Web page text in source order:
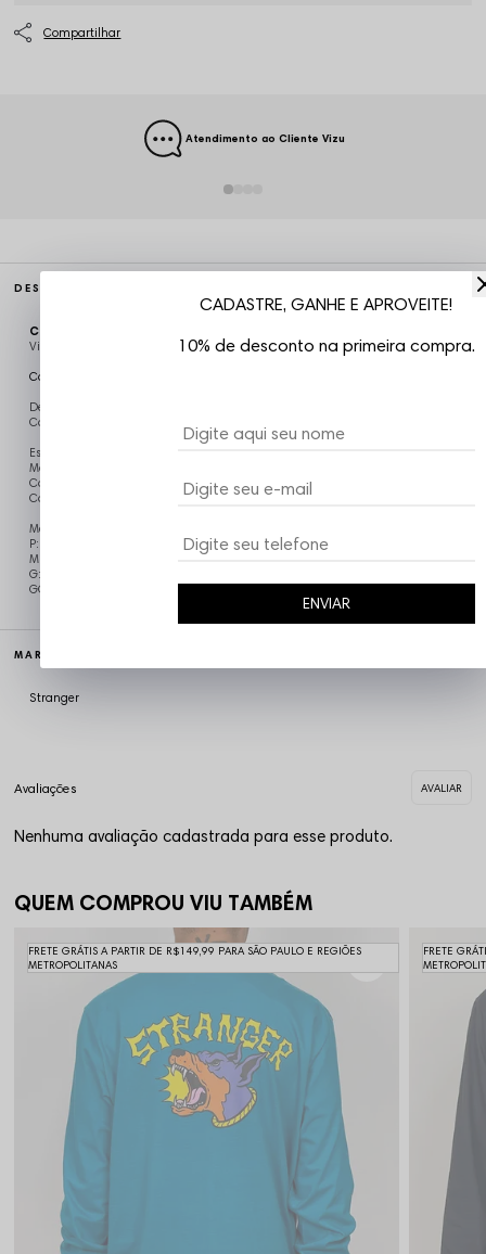
Atendimento ao Cliente Vizu
DESCRIÇÃO COMPLETA
Código identificador (SKU):
Vizu07
Camiseta Manga Longa Stranger
Descrição:
Camiseta Stranger.
Estampa em Silk na parte da frente costas
Mangas Longas com punho
Com reforço de ombro a ombro com viés.
Composição: Malha 100% Algodão.
Medidas Aproximadas:
P: Largura: 55cm / Comprimento: 76cm / Manga: 72cm
M: Largura: 57cm / Comprimento: 78 cm / Manga: 73cm
G: Largura: 59cm / Comprimento: 80 cm / Manga: 74cm
GG: Largura: 62cm / Comprimento: 82cm / Manga: 75cm
MARCA
Stranger
Nenhuma avaliação cadastrada para esse produto.
QUEM COMPROU VIU TAMBÉM
FRETE GRÁTIS A PARTIR DE R$149,99 PARA SÃO PAULO E REGIÕES
METROPOLITANAS
FRETE
CADASTRE, GANHE E APROVEITE!
10% de desconto na primeira compra.
ENVIAR